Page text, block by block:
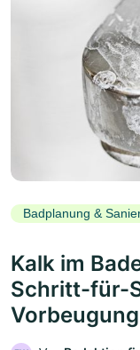
Badplanung &
Kalk im
Schritt-für-
Vorbeugung